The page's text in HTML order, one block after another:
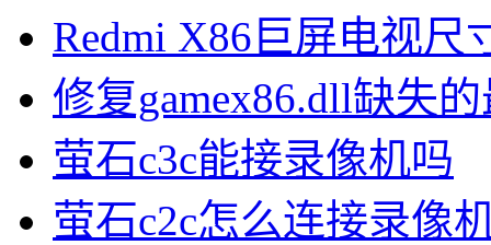
Redmi X86巨屏电视尺
修复gamex86.dll缺失
萤石c3c能接录像机吗
萤石c2c怎么连接录像